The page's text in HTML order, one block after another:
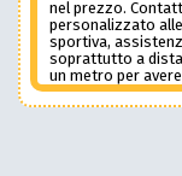
nel prezzo.
personalizzato
sportiva,
soprattutto a
un metro per
Una assistenza
preziosa. Credo li